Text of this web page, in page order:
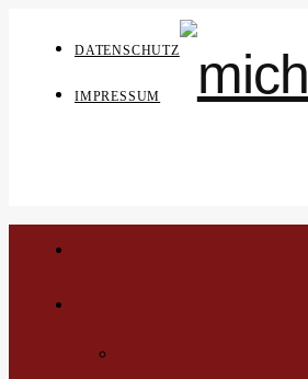
DATENSCHUTZ
IMPRESSUM